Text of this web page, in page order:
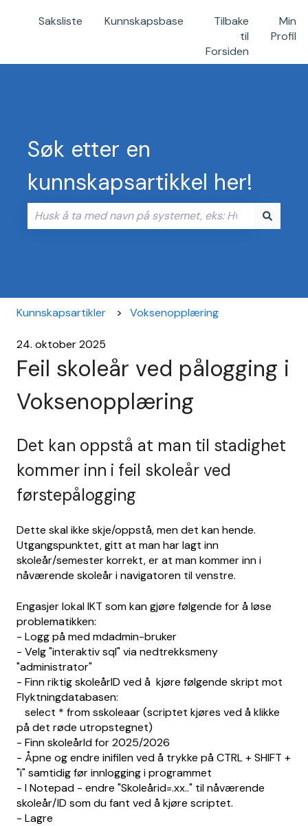
Saksliste Kunnskapsbase
Tilbake
til
Forsiden
Min
Profil
Søk etter en
kunnskapsartikkel her!
Kunnskapsartikler Voksenopplæring
24. oktober 2025
Feil skoleår ved pålogging i
Voksenopplæring
Det kan oppstå at man til stadighet
kommer inn i feil skoleår ved
førstepålogging
Dette skal ikke skje/oppstå, men det kan hende.
Utgangspunktet, gitt at man har lagt inn
skoleår/semester korrekt, er at man kommer inn i
nåværende skoleår i navigatoren til venstre.
Engasjer lokal IKT som kan gjøre følgende for å løse
problematikken:
- Logg på med mdadmin-bruker
- Velg "interaktiv sql" via nedtrekksmeny
"administrator"
- Finn riktig skoleårID ved å kjøre følgende skript mot
Flyktningdatabasen:
select * from sskoleaar (scriptet kjøres ved å klikke
på det røde utropstegnet)
- Finn skoleårId for 2025/2026
- Åpne og endre inifilen ved å trykke på CTRL + SHIFT +
"i" samtidig før innlogging i programmet
- I Notepad - endre "Skoleårid=.xx.." til nåværende
skoleår/ID som du fant ved å kjøre scriptet.
- Lagre